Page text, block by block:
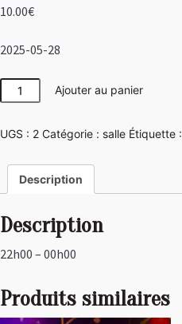
10.00€
2025-05-28
quantité
de
Ajouter au panier
UGS : 2 Catégorie : salle Étiquette :
Description
Description
22h00 – 00h00
Produits similaires